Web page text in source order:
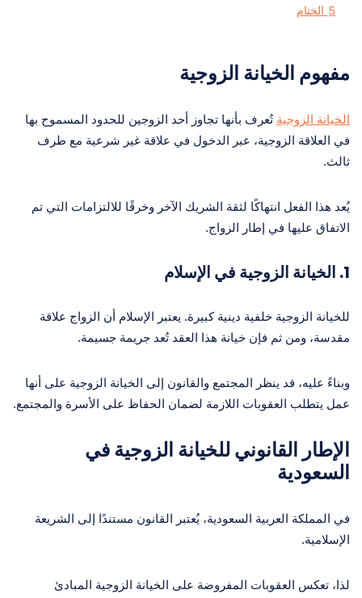
5
الختام
مفهوم الخيانة الزوجية
الخيانة الزوجية تُعرف بأنها تجاوز أحد الزوجين للحدود المسموح بها
في العلاقة الزوجية، عبر الدخول في علاقة غير شرعية مع طرف
ثالث.
يُعد هذا الفعل انتهاكًا لثقة الشريك الآخر وخرقًا للالتزامات التي تم
الاتفاق عليها في إطار الزواج.
1. الخيانة الزوجية في الإسلام
للخيانة الزوجية خلفية دينية كبيرة. يعتبر الإسلام أن الزواج علاقة
مقدسة، ومن ثم فإن خيانة هذا العقد تُعد جريمة جسيمة.
وبناءً عليه، قد ينظر المجتمع والقانون إلى الخيانة الزوجية على أنها
عمل يتطلب العقوبات اللازمة لضمان الحفاظ على الأسرة والمجتمع.
الإطار القانوني للخيانة الزوجية في
السعودية
في المملكة العربية السعودية، يُعتبر القانون مستندًا إلى الشريعة
الإسلامية.
لذا، تعكس العقوبات المفروضة على الخيانة الزوجية المبادئ